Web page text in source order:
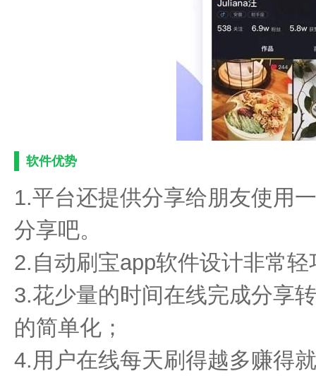
软件优势
1.平台还提供分享给朋友使用
分享吧。
2.自动刷宝app软件设计非常
3.花少量的时间在线完成分享
的简单化；
4.用户在线每天刷得越多赚得